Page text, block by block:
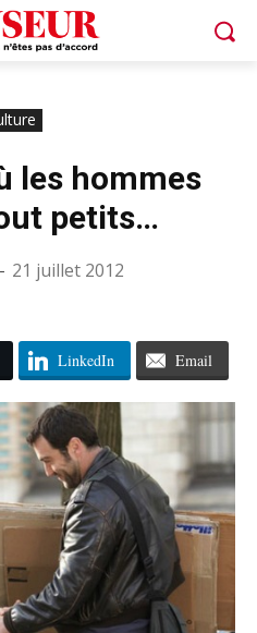
les hommes
petits…
- 21 juillet 2012
LinkedIn Email